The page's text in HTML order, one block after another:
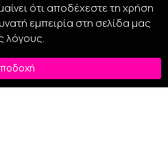
ότι αποδέχεστε τη χρήση
εμπειρία στη σελίδα μας
λόγους.